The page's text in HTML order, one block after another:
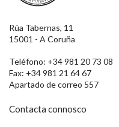
Rúa Tabernas, 11
15001 - A Coruña
Teléfono: +34 981 20 73 08
Fax: +34 981 21 64 67
Apartado de correo 557
Contacta connosco